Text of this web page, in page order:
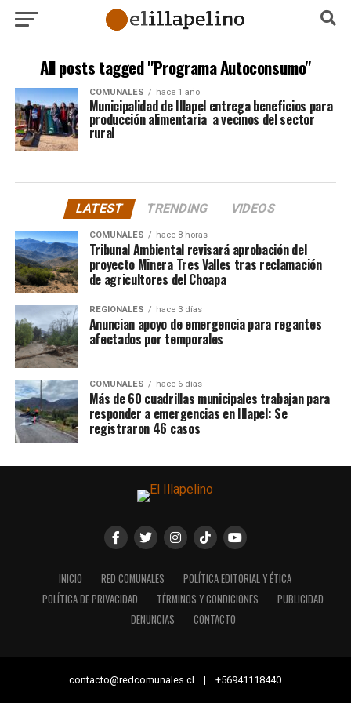
All posts tagged "Programa Autoconsumo"
COMUNALES hace 1 año
Municipalidad de Illapel entrega beneficios para
producción alimentaria a vecinos del sector
rural
LATEST TRENDING VIDEOS
COMUNALES hace 8 horas
Tribunal Ambiental revisará aprobación del
proyecto Minera Tres Valles tras reclamación
de agricultores del Choapa
REGIONALES hace 3 días
Anuncian apoyo de emergencia para regantes
afectados por temporales
COMUNALES hace 6 días
Más de 60 cuadrillas municipales trabajan para
responder a emergencias en Illapel: Se
registraron 46 casos
INICIO RED COMUNALES
POLÍTICA EDITORIAL Y ÉTICA
POLÍTICA DE PRIVACIDAD
TÉRMINOS Y CONDICIONES
PUBLICIDAD
DENUNCIAS
CONTACTO
contacto@redcomunales.cl | +56941118440